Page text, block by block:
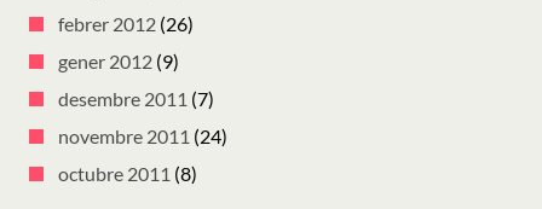
febrer 2012 (26)
gener 2012 (9)
desembre 2011 (7)
novembre 2011 (24)
octubre 2011 (8)